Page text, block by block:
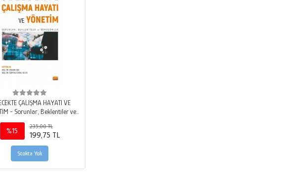
ÇALIŞMA HAYATI VE
- Sorunlar, Beklentiler ve
Dönüşümler
%15
235,00 TL
199,75 TL
Stokta Yok